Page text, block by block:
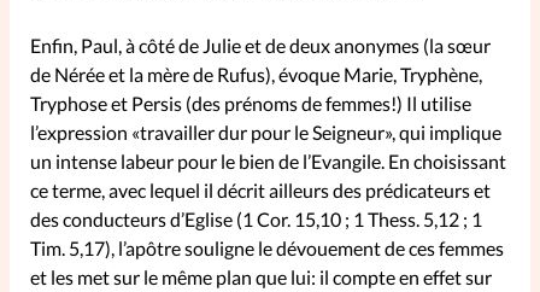
Enfin, Paul, à côté de Julie et de deux anonymes (la sœur
de Nérée et la mère de Rufus), évoque Marie, Tryphène,
Tryphose et Persis (des prénoms de femmes!) Il utilise
l’expression «travailler dur pour le Seigneur», qui implique
un intense labeur pour le bien de l’Evangile. En choisissant
ce terme, avec lequel il décrit ailleurs des prédicateurs et
des conducteurs d’Eglise (1 Cor. 15,10 ; 1 Thess. 5,12 ; 1
Tim. 5,17), l’apôtre souligne le dévouement de ces femmes
et les met sur le même plan que lui: il compte en effet sur